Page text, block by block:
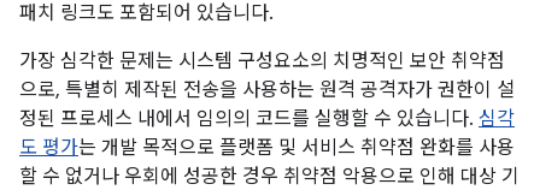
패치 링크도 포함되어 있습니다.
가장 심각한 문제는 시스템 구성요소의 치명적인 보안 취약점
으로, 특별히 제작된 전송을 사용하는 원격 공격자가 권한이 설
정된 프로세스 내에서 임의의 코드를 실행할 수 있습니다. 심각
도 평가는 개발 목적으로 플랫폼 및 서비스 취약점 완화를 사용
할 수 없거나 우회에 성공한 경우 취약점 악용으로 인해 대상 기